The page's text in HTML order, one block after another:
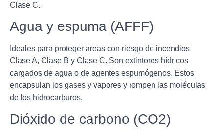
Clase C.
Agua y espuma (AFFF)
Ideales para proteger áreas con riesgo de incendios
Clase A, Clase B y Clase C. Son extintores hídricos
cargados de agua o de agentes espumógenos. Estos
encapsulan los gases y vapores y rompen las moléculas
de los hidrocarburos.
Dióxido de carbono (CO2)